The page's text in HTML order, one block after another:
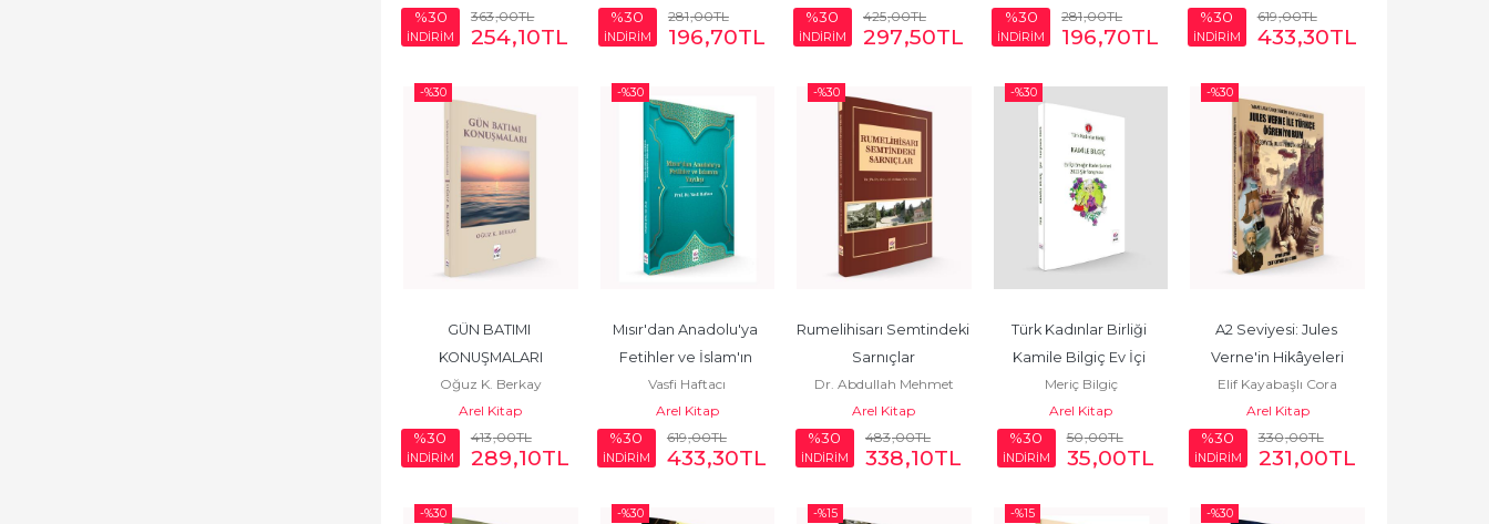
%30
İNDİRİM
363,00TL
254,10TL
%30
İNDİRİM
281,00TL
196,70TL
%30
İNDİRİM
425,00TL
297,50TL
%30
İNDİRİM
281,00TL
196,70TL
%30
İNDİRİM
619,00TL
433,30TL
-%30
GÜN BATIMI
KONUŞMALARI
Oğuz K. Berkay
Arel Kitap
%30
İNDİRİM
413,00TL
289,10TL
-%30
Mısır'dan Anadolu'ya
Fetihler ve İslam'ın
Yayılışı
Vasfi Haftacı
Arel Kitap
%30
İNDİRİM
619,00TL
433,30TL
-%30
Rumelihisarı Semtindeki
Sarnıçlar
Dr. Abdullah Mehmet
Avunduk
Arel Kitap
%30
İNDİRİM
483,00TL
338,10TL
-%30
Türk Kadınlar Birliği
Kamile Bilgiç Ev İçi
Emeğin Kadın Şairleri
2023...
Meriç Bilgiç
Arel Kitap
%30
İNDİRİM
50,00TL
35,00TL
-%30
A2 Seviyesi: Jules
Verne'in Hikâyeleri
Elif Kayabaşlı Cora
Arel Kitap
%30
İNDİRİM
330,00TL
231,00TL
-%30 -%30 -%15 -%15 -%30